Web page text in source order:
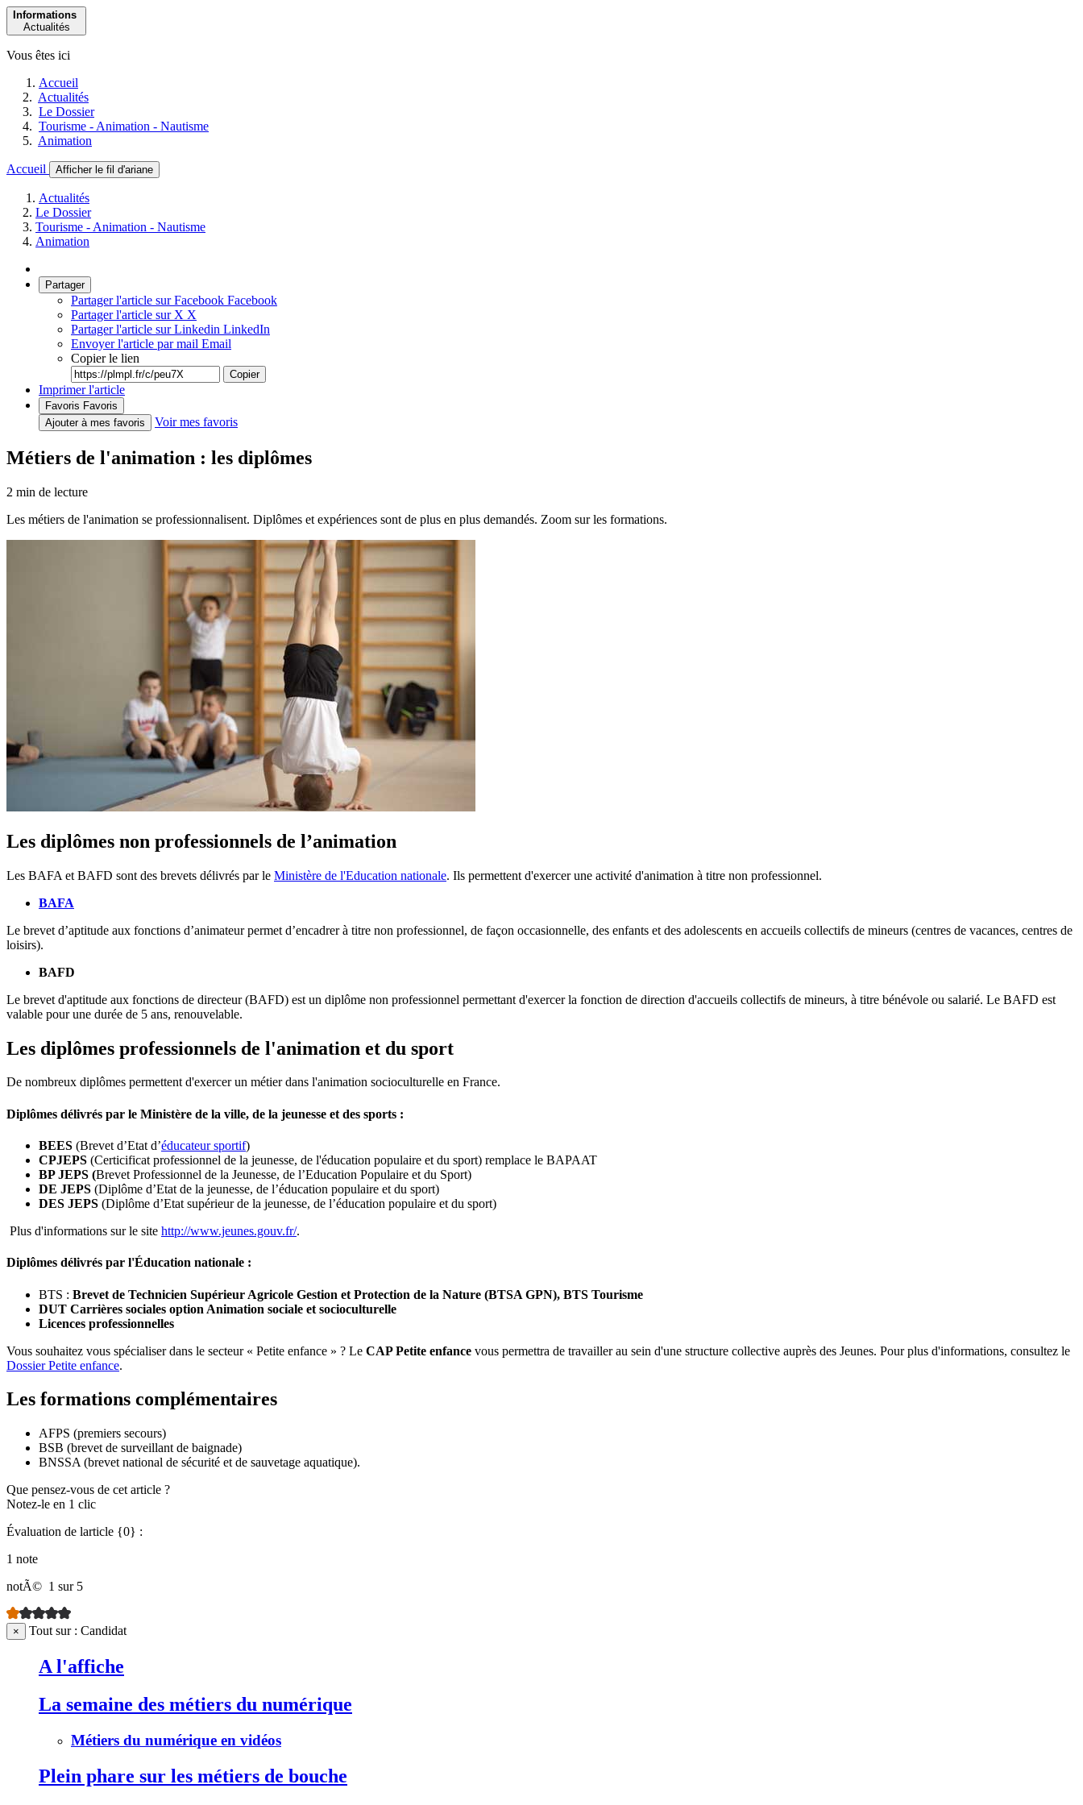
Informations
Actualités
Vous êtes ici
Accueil
Actualités
Le Dossier
Tourisme - Animation - Nautisme
Animation
Accueil Afficher le fil d'ariane
Actualités
Le Dossier
Tourisme - Animation - Nautisme
Animation
Partager
Partager l'article sur Facebook Facebook
Partager l'article sur X X
Partager l'article sur Linkedin LinkedIn
Envoyer l'article par mail Email
Copier le lien
Copier
Imprimer l'article
Favoris Favoris
Ajouter à mes favoris
Voir mes favoris
Métiers de l'animation : les diplômes
2 min de lecture
Les métiers de l'animation se professionnalisent. Diplômes et expériences sont de plus en plus demandés. Zoom sur les formations.
Les diplômes non professionnels de l’animation
Les BAFA et BAFD sont des brevets délivrés par le Ministère de l'Education nationale. Ils permettent d'exercer une activité d'animation à titre non professionnel.
BAFA
Le brevet d’aptitude aux fonctions d’animateur permet d’encadrer à titre non professionnel, de façon occasionnelle, des enfants et des adolescents en accueils collectifs de mineurs (centres de vacances, centres de
loisirs).
BAFD
Le brevet d'aptitude aux fonctions de directeur (BAFD) est un diplôme non professionnel permettant d'exercer la fonction de direction d'accueils collectifs de mineurs, à titre bénévole ou salarié. Le BAFD est
valable pour une durée de 5 ans, renouvelable.
Les diplômes professionnels de l'animation et du sport
De nombreux diplômes permettent d'exercer un métier dans l'animation socioculturelle en France.
Diplômes délivrés par le Ministère de la ville, de la jeunesse et des sports :
BEES (Brevet d’Etat d’éducateur sportif)
CPJEPS (Certicificat professionnel de la jeunesse, de l'éducation populaire et du sport) remplace le BAPAAT
BP JEPS (Brevet Professionnel de la Jeunesse, de l’Education Populaire et du Sport)
DE JEPS (Diplôme d’Etat de la jeunesse, de l’éducation populaire et du sport)
DES JEPS (Diplôme d’Etat supérieur de la jeunesse, de l’éducation populaire et du sport)
Plus d'informations sur le site http://www.jeunes.gouv.fr/.
Diplômes délivrés par l'Éducation nationale :
BTS : Brevet de Technicien Supérieur Agricole Gestion et Protection de la Nature (BTSA GPN), BTS Tourisme
DUT Carrières sociales option Animation sociale et socioculturelle
Licences professionnelles
Vous souhaitez vous spécialiser dans le secteur « Petite enfance » ? Le CAP Petite enfance vous permettra de travailler au sein d'une structure collective auprès des Jeunes. Pour plus d'informations, consultez le
Dossier Petite enfance.
Les formations complémentaires
AFPS (premiers secours)
BSB (brevet de surveillant de baignade)
BNSSA (brevet national de sécurité et de sauvetage aquatique).
Que pensez-vous de cet article ?
Notez-le en 1 clic
Évaluation de larticle {0} :
1 note
notÃ© 1 sur 5
× Tout sur : Candidat
A l'affiche
La semaine des métiers du numérique
Métiers du numérique en vidéos
Plein phare sur les métiers de bouche